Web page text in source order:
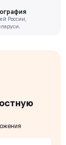
России,